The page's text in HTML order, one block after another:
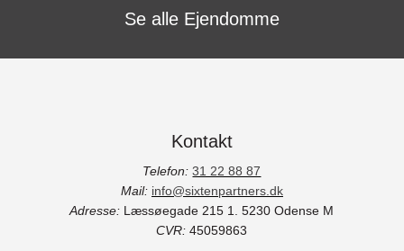
Se alle Ejendomme
Kontakt
Telefon: 31 22 88 87
Mail: info@sixtenpartners.dk
Adresse: Læssøegade 215 1.5230 Odense M
CVR: 45059863